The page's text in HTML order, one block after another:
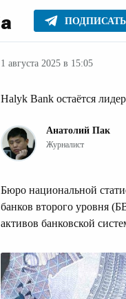
Главное Серьезное
1 августа 2025 в 15:05
Halyk Bank остаётся
Анатолий Пак
Журналист
Бюро национальной
банков второго уровня
активов банковской